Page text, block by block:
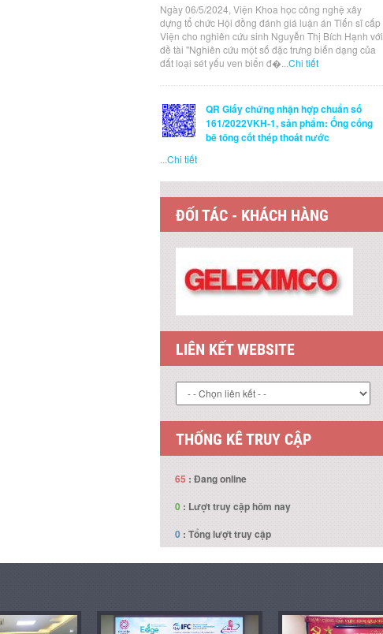
Ngày 06/5/2024, Viện Khoa học công nghệ xây
dựng tổ chức Hội đồng đánh giá luận án Tiến sĩ cấp
Viện cho nghiên cứu sinh Nguyễn Thị Bích Hạnh với
đề tài "Nghiên cứu một số đặc trưng biến dạng của
đất loại sét yếu ven biển đ�...Chi tiết
QR Giấy chứng nhận hợp chuẩn số
161/2022VKH-1, sản phẩm: Ống cống
bê tông cốt thép thoát nước
...Chi tiết
ĐỐI TÁC - KHÁCH HÀNG
LIÊN KẾT WEBSITE
THỐNG KÊ TRUY CẬP
65 : Đang online
0 : Lượt truy cập hôm nay
0 : Tổng lượt truy cập